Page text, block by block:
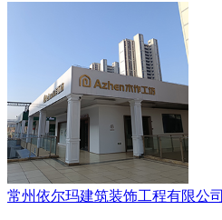
常州依尔玛建筑装饰工程有限公司